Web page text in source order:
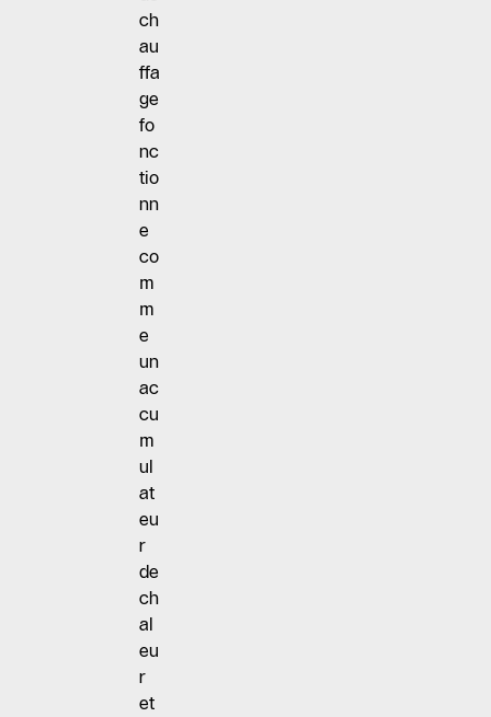
ch
au
ffa
ge
fo
nc
tio
nn
e
co
m
m
e
un
ac
cu
m
ul
at
eu
r
de
ch
al
eu
r
et